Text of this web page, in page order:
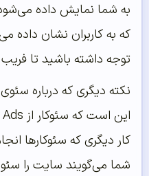
به شما نمایش داده
که به کاربران نشان
توجه داشته باشید تا فریب
نکته دیگری که درباره
کار دیگری که سئوکارها
شما می‌گویند سایت را سئو